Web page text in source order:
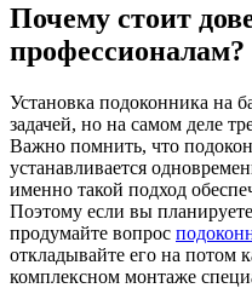
Почему стоит
профессионалам?
Установка подоконника на
задачей, но на самом деле
Важно помнить, что
устанавливается
именно такой подход
Поэтому если вы планируете
продумайте вопрос
откладывайте его на потом
комплексном монтаже